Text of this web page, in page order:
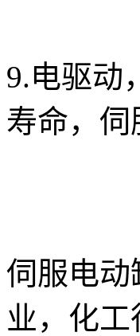
9.电驱动
寿命，伺
伺服电
业，化